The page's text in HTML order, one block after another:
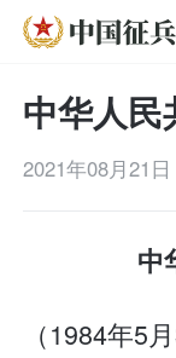
中华人民
2021年08月21日
中
（1984年5